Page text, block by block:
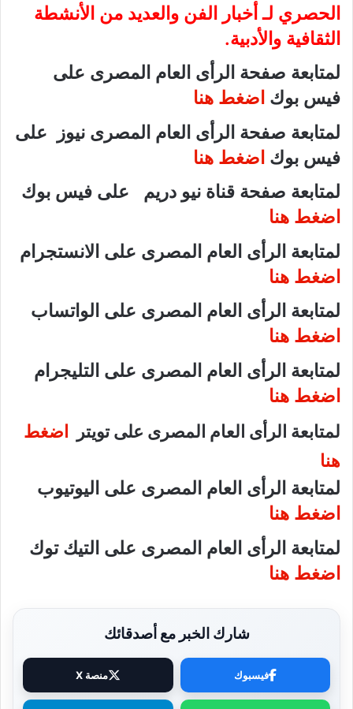
الحصري لـ أخبار الفن والعديد من الأنشطة
الثقافية والأدبية.
لمتابعة صفحة الرأى العام المصرى على
فيس بوك اضغط هنا
لمتابعة صفحة الرأى العام المصرى نيوز على
فيس بوك اضغط هنا
لمتابعة صفحة قناة نيو دريم على فيس بوك
اضغط هنا
لمتابعة الرأى العام المصرى على الانستجرام
اضغط هنا
لمتابعة الرأى العام المصرى على الواتساب
اضغط هنا
لمتابعة الرأى العام المصرى على التليجرام
اضغط هنا
لمتابعة الرأى العام المصرى على تويتر
اضغط
هنا
لمتابعة الرأى العام المصرى على اليوتيوب
اضغط هنا
لمتابعة الرأى العام المصرى على التيك توك
اضغط هنا
شارك الخبر مع أصدقائك
فيسبوك منصة X